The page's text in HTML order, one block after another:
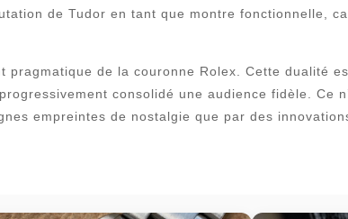
de Tudor en tant que montre fonctionnelle,
pragmatique de la couronne Rolex. Cette dualité
consolidé une audience fidèle. Ce
empreintes de nostalgie que par des